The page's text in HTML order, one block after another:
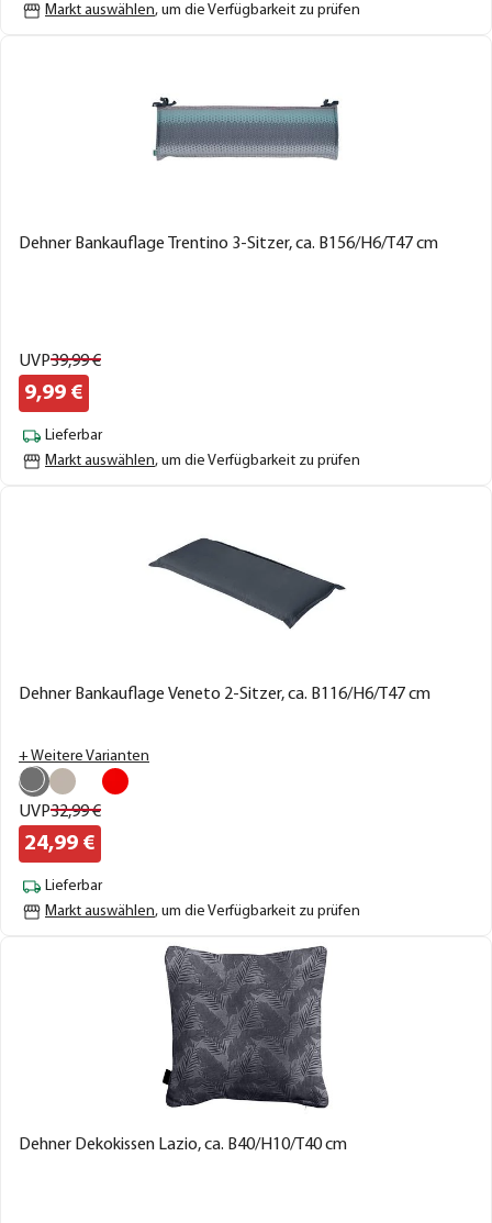
Markt auswählen, um die Verfügbarkeit zu prüfen
Dehner Bankauflage Trentino 3-Sitzer, ca. B156/H6/T47 cm
UVP39,99€
9,99 €
Lieferbar
Markt auswählen, um die Verfügbarkeit zu prüfen
Dehner Bankauflage Veneto 2-Sitzer, ca. B116/H6/T47 cm
+ Weitere Varianten
UVP32,99€
24,99 €
Lieferbar
Markt auswählen, um die Verfügbarkeit zu prüfen
Dehner Dekokissen Lazio, ca. B40/H10/T40 cm